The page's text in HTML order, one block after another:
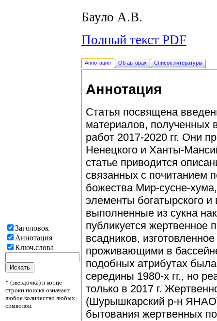
Заголовок
Аннотация
Ключ.слова
* (звездочка) в конце
строки поиска означает
любое количество любых
символов.
Бауло А.В.
Полный текст PDF
Аннотация Об авторах Список литературы
Аннотация
Статья посвящена
материалов, полученных
работ 2017-2020 гг. Они
Ненецкого и Ханты-
статье приводится
связанных с почитанием
божества Мир-сусне-
элементы богатырского и
выполненные из сукна
публикуется жертвенное
всадников,
проживающими в
подобных атрибутах
середины 1980-х гг., но
только в 2017 г.
(Шурышкарский р-н ЯНАО)
бытования жертвенных